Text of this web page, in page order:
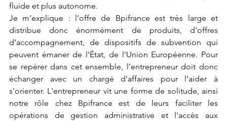
fluide et plus autonome.
Je m’explique : l’offre de Bpifrance est très large et
distribue donc énormément de produits, d'offres
d’accompagnement, de dispositifs de subvention qui
peuvent émaner de l'État, de l'Union Européenne. Pour
se repérer dans cet ensemble, l’entrepreneur doit donc
échanger avec un chargé d'affaires pour l’aider à
s'orienter. L'entrepreneur vit une forme de solitude, ainsi
notre rôle chez Bpifrance est de leurs faciliter les
opérations de gestion administrative et l'accès aux